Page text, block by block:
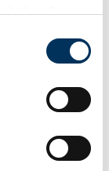
über die
Lage